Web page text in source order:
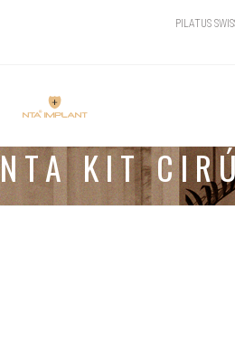
PILATUS
NTA KIT